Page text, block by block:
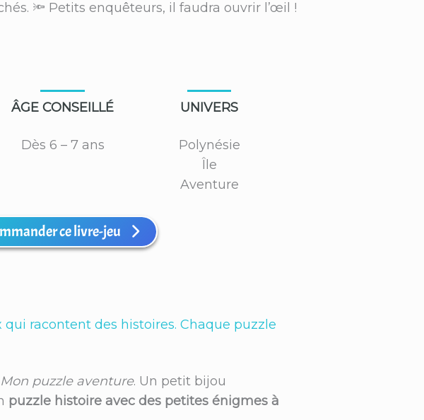
🔦 Petits enquêteurs, il faudra ouvrir l’œil !
ÂGE CONSEILLÉ
Dès 6 – 7 ans
UNIVERS
Polynésie
Île
Aventure
ce livre-jeu
racontent des histoires. Chaque puzzle
Mon puzzle aventure. Un petit bijou
puzzle histoire avec des petites énigmes à